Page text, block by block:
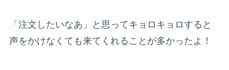
「注文したいなあ」と思ってキョロキョロすると
声をかけなくても来てくれることが多かったよ！